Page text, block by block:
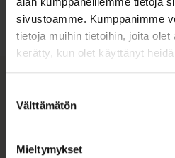
sivustoamme. Kumppanimme
tietoja muihin tietoihin, joita olet
kerätty, kun olet käyttänyt
valinta
Välttämätön
Mieltymykset
Tutustu
Tutustu myös